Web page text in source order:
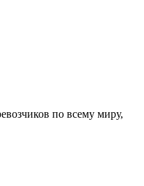
по всему миру,